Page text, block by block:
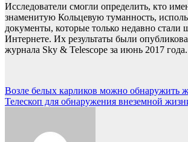
Исследователи смогли определить, кто
знаменитую Кольцевую туманность,
документы, которые только недавно стали
Интернете. Их результаты были
журнала Sky & Telescope за июнь 2017 года.
Навигация
по
Возле белых карликов можно обнаружить
Телескоп для обнаружения внеземной